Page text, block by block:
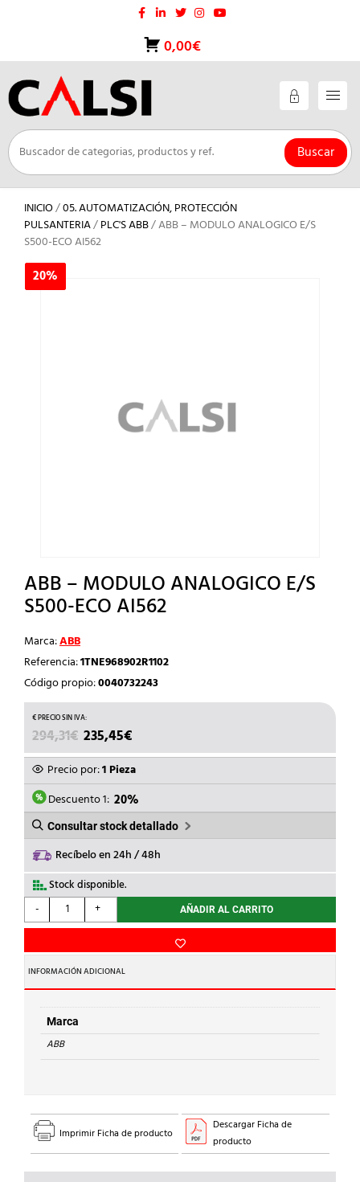
0,00€
Buscar
INICIO/05. AUTOMATIZACIÓN, PROTECCIÓN
PULSANTERIA/PLC'S ABB/ ABB – MODULO ANALOGICO E/S
S500-ECO AI562
20%
ABB – MODULO ANALOGICO E/S
S500-ECO AI562
Marca:ABB
Referencia:1TNE968902R1102
Código propio:0040732243
294,31€ EL
PRECIO
ORIGINAL
ERA:
294,31€.
235,45€
PRECIO
ACTUAL
ES:
235,45€.
Precio por:1 Pieza
Descuento 1: 20%
Consultar stock detallado
Recíbelo en 24h / 48h
Stock disponible.
-
ABB
-
ANALOGICO
E/S
S500-
ECO
AI562
cantidad
+ AÑADIR AL CARRITO
INFORMACIÓN ADICIONAL
Marca
ABB
20%
Imprimir Ficha de producto
Descargar Ficha de
producto